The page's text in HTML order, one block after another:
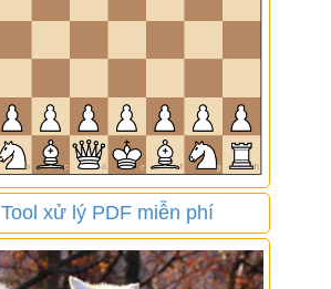
Tool xử lý PDF miễn phí